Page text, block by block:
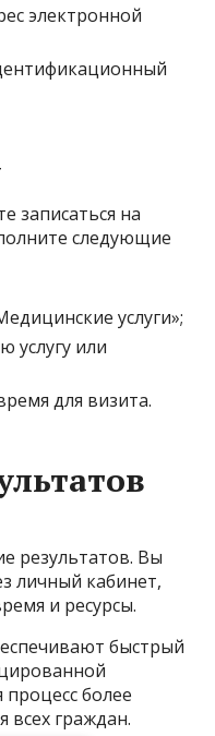
электронной
записаться на
следующие
услуги»;
услугу или
для визита.
результатов. Вы
личный кабинет,
и ресурсы.
быстрый
более
всех граждан.